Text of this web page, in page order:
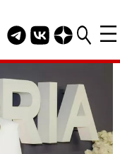
Telegram канал
Группа HELLO
Канал